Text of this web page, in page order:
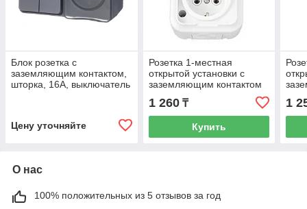
Блок розетка с
заземляющим контактом,
шторка, 16А, выключатель
Цену уточняйте
Розетка 1-местная
открытой установки с
заземляющим контактом
IP54, серия ПРАЛЕСКА
АКВА, РА16-297
1 260₸
Купить
1
О нас
100% положительных из 5 отзывов за год